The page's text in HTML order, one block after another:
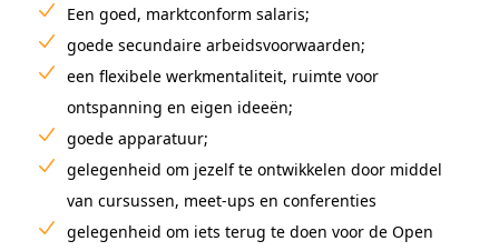
Een goed, marktconform salaris;
goede secundaire arbeidsvoorwaarden;
een flexibele werkmentaliteit, ruimte voor
ontspanning en eigen ideeën;
goede apparatuur;
gelegenheid om jezelf te ontwikkelen door middel
van cursussen, meet-ups en conferenties
gelegenheid om iets terug te doen voor de Open